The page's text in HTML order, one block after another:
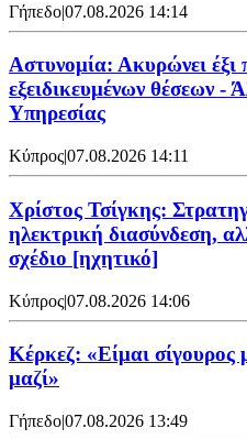
Γήπεδο|07.08.2026 14:14
Αστυνομία: Ακυρώνει έξι
εξειδικευμένων θέσεων -
Υπηρεσίας
Κύπρος|07.08.2026 14:11
Χρίστος Τσίγκης:
ηλεκτρική διασύνδεση,
σχέδιο [ηχητικό]
Κύπρος|07.08.2026 14:06
Κέρκεζ: «Είμαι σίγουρος
μαζί»
Γήπεδο|07.08.2026 13:49